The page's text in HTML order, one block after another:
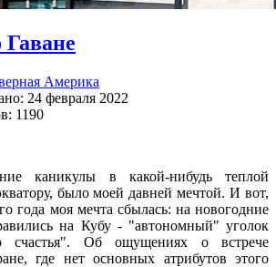
Америка
24 февраля 2022
1190
каникулы в какой-нибудь теплой
было моей давней мечтой. И вот,
года моя мечта сбылась: на новогодние
на Кубу - "автономный" уголок
счастья". Об ощущениях о встрече
где нет основных атрибутов этого